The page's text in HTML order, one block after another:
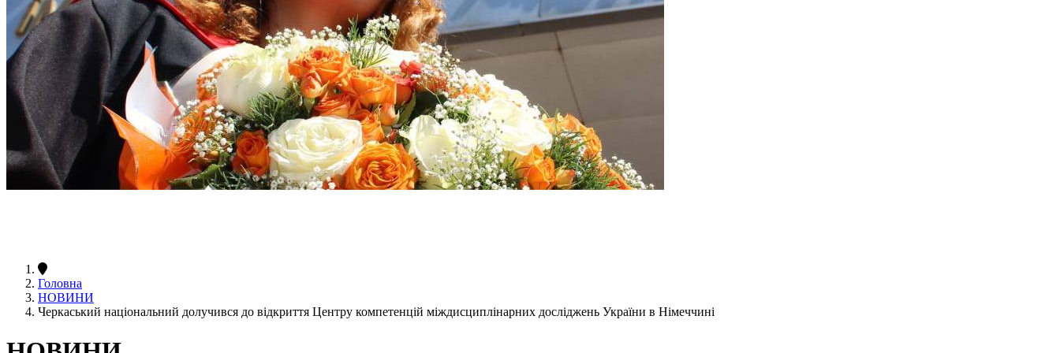
Головна
НОВИНИ
Черкаський національний долучився до відкриття Центру компетенцій міждисциплінарних досліджень України в Німеччині